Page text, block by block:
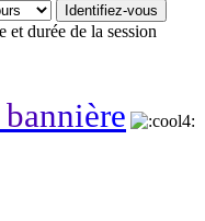
durée de la session
bannière